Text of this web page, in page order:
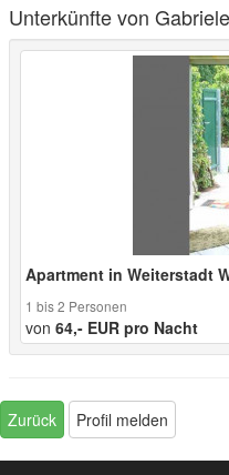
Unterkünfte von
Apartment in Weiterstadt
1 bis 2 Personen
von 64,- EUR pro Nacht
Zurück Profil melden